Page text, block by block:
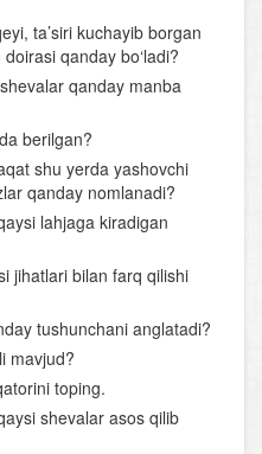
Sodda gap
gap
ta’siri kuchayib borgan
qanday bo‘ladi?
qanday manba
berilgan?
shu yerda yashovchi
qanday nomlanadi?
lahjaga kiradigan
jihatlari bilan farq qilishi
tushunchani anglatadi?
mavjud?
toping.
shevalar asos qilib